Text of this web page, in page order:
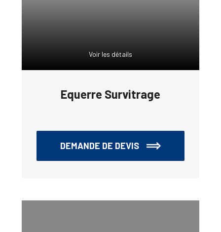
Voir les détails
Equerre Survitrage
DEMANDE DE DEVIS